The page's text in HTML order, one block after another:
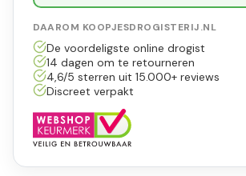
DAAROM KOOPJESDROGISTERIJ.NL
De voordeligste online drogist
14 dagen om te retourneren
4,6/5 sterren uit 15.000+ reviews
Discreet verpakt